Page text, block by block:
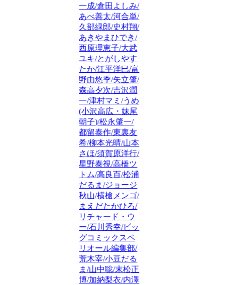
一成/倉田よしみ/
あべ善太/河合単/
久部緑郎/史村翔/
あきやまひでき/
西原理恵子/大武
ユキ/とがしやす
たか/江平洋巳/富
野由悠季/矢立肇/
森高夕次/吉沢潤
一/津村マミ/うめ
(小沢高広・妹尾
朝子)/松永肇一/
都留泰作/東裏友
希/柳本光晴/山本
さほ/須賀原洋行/
星野泰視/高橋ツ
トム/高良百/松浦
だるま/ジョージ
秋山/横槍メンゴ/
まえだたかひろ/
リチャード・ウ
ー/石川秀幸/ビッ
グコミックスペ
リオール編集部/
荒木宰/小豆だる
ま/山中聡/末松正
博/加納梨衣/内澤